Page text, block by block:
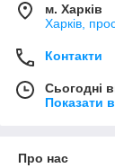
м. Харків
Харків,
Контакти
Сьогодні
Показати
Про нас